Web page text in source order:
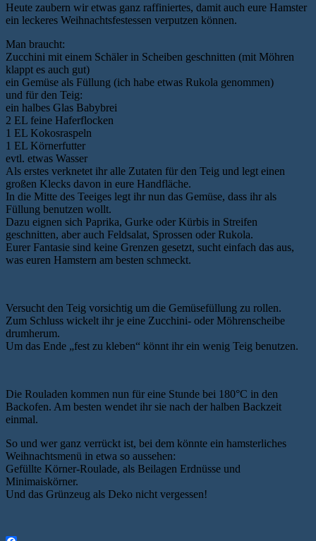
Heute zaubern wir etwas ganz raffiniertes, damit auch eure Hamster
ein leckeres Weihnachtsfestessen verputzen können.
Man braucht:
Zucchini mit einem Schäler in Scheiben geschnitten (mit Möhren
klappt es auch gut)
ein Gemüse als Füllung (ich habe etwas Rukola genommen)
und für den Teig:
ein halbes Glas Babybrei
2 EL feine Haferflocken
1 EL Kokosraspeln
1 EL Körnerfutter
evtl. etwas Wasser
Als erstes verknetet ihr alle Zutaten für den Teig und legt einen
großen Klecks davon in eure Handfläche.
In die Mitte des Teeiges legt ihr nun das Gemüse, dass ihr als
Füllung benutzen wollt.
Dazu eignen sich Paprika, Gurke oder Kürbis in Streifen
geschnitten, aber auch Feldsalat, Sprossen oder Rukola.
Eurer Fantasie sind keine Grenzen gesetzt, sucht einfach das aus,
was euren Hamstern am besten schmeckt.
Versucht den Teig vorsichtig um die Gemüsefüllung zu rollen.
Zum Schluss wickelt ihr je eine Zucchini- oder Möhrenscheibe
drumherum.
Um das Ende „fest zu kleben“ könnt ihr ein wenig Teig benutzen.
Die Rouladen kommen nun für eine Stunde bei 180°C in den
Backofen. Am besten wendet ihr sie nach der halben Backzeit
einmal.
So und wer ganz verrückt ist, bei dem könnte ein hamsterliches
Weihnachtsmenü in etwa so aussehen:
Gefüllte Körner-Roulade, als Beilagen Erdnüsse und
Minimaiskörner.
Und das Grünzeug als Deko nicht vergessen!